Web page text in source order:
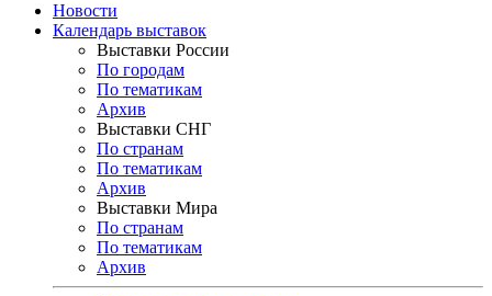
Новости
Календарь выставок
Выставки России
По городам
По тематикам
Архив
Выставки СНГ
По странам
По тематикам
Архив
Выставки Мира
По странам
По тематикам
Архив